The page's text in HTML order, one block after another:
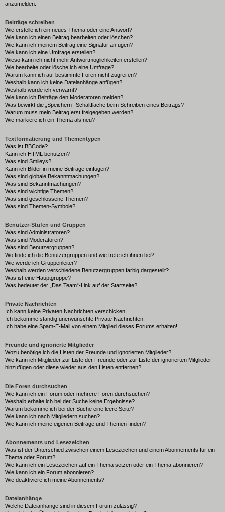
anzumelden.
Beiträge schreiben
Wie erstelle ich ein neues Thema oder eine Antwort?
Wie kann ich einen Beitrag bearbeiten oder löschen?
Wie kann ich meinem Beitrag eine Signatur anfügen?
Wie kann ich eine Umfrage erstellen?
Wieso kann ich nicht mehr Antwortmöglichkeiten erstellen?
Wie bearbeite oder lösche ich eine Umfrage?
Warum kann ich auf bestimmte Foren nicht zugreifen?
Weshalb kann ich keine Dateianhänge anfügen?
Weshalb wurde ich verwarnt?
Wie kann ich Beiträge den Moderatoren melden?
Was bewirkt die „Speichern“-Schaltfläche beim Schreiben eines Beitrags?
Warum muss mein Beitrag erst freigegeben werden?
Wie markiere ich ein Thema als neu?
Textformatierung und Thementypen
Was ist BBCode?
Kann ich HTML benutzen?
Was sind Smileys?
Kann ich Bilder in meine Beiträge einfügen?
Was sind globale Bekanntmachungen?
Was sind Bekanntmachungen?
Was sind wichtige Themen?
Was sind geschlossene Themen?
Was sind Themen-Symbole?
Benutzer-Stufen und Gruppen
Was sind Administratoren?
Was sind Moderatoren?
Was sind Benutzergruppen?
Wo finde ich die Benutzergruppen und wie trete ich ihnen bei?
Wie werde ich Gruppenleiter?
Weshalb werden verschiedene Benutzergruppen farbig dargestellt?
Was ist eine Hauptgruppe?
Was bedeutet der „Das Team“-Link auf der Startseite?
Private Nachrichten
Ich kann keine Privaten Nachrichten verschicken!
Ich bekomme ständig unerwünschte Private Nachrichten!
Ich habe eine Spam-E-Mail von einem Mitglied dieses Forums erhalten!
Freunde und ignorierte Mitglieder
Wozu benötige ich die Listen der Freunde und ignorierten Mitglieder?
Wie kann ich Mitglieder zur Liste der Freunde oder zur Liste der ignorierten Mitglieder
hinzufügen oder diese wieder aus den Listen entfernen?
Die Foren durchsuchen
Wie kann ich ein Forum oder mehrere Foren durchsuchen?
Weshalb erhalte ich bei der Suche keine Ergebnisse?
Warum bekomme ich bei der Suche eine leere Seite?
Wie kann ich nach Mitgliedern suchen?
Wie kann ich meine eigenen Beiträge und Themen finden?
Abonnements und Lesezeichen
Was ist der Unterschied zwischen einem Lesezeichen und einem Abonnements für ein
Thema oder Forum?
Wie kann ich ein Lesezeichen auf ein Thema setzen oder ein Thema abonnieren?
Wie kann ich ein Forum abonnieren?
Wie deaktiviere ich meine Abonnements?
Dateianhänge
Welche Dateianhänge sind in diesem Forum zulässig?